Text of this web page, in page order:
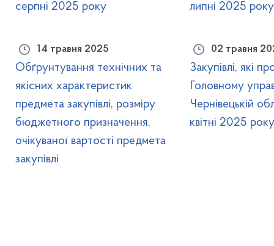
серпні 2025 року
липні 2025 року
14 травня 2025
Обґрунтування технічних та
якісних характеристик
предмета закупівлі, розміру
бюджетного призначення,
очікуваної вартості предмета
закупівлі
02 травня
Закупівлі, які
Головному
Чернівецькій
квітні 2025 року